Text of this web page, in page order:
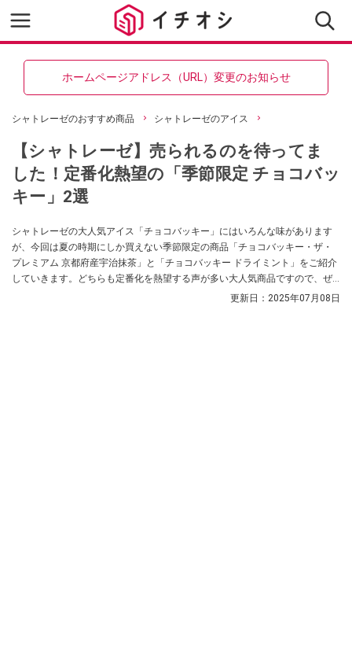
ホームページアドレス（URL）変更のお知らせ
シャトレーゼのおすすめ商品 シャトレーゼのアイス
【シャトレーゼ】売られるのを待ってま
した！定番化熱望の「季節限定 チョコバッ
キー」2選
シャトレーゼの大人気アイス「チョコバッキー」にはいろんな味があります
が、今回は夏の時期にしか買えない季節限定の商品「チョコバッキー・ザ・
プレミアム 京都府産宇治抹茶」と「チョコバッキー ドライミント」をご紹介
していきます。どちらも定番化を熱望する声が多い大人気商品ですので、ぜ
更新日： 2025年07月08日